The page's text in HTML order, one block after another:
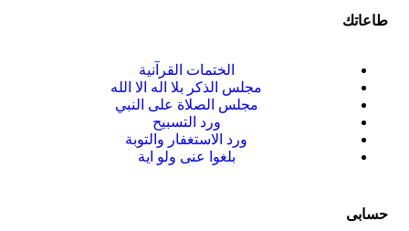
طاعاتك
الختمات القرآنية
مجلس الذكر بلا اله الا الله
مجلس الصلاة على النبي
ورد التسبيح
ورد الاستغفار والتوبة
بلغوا عنى ولو اية
حسابى